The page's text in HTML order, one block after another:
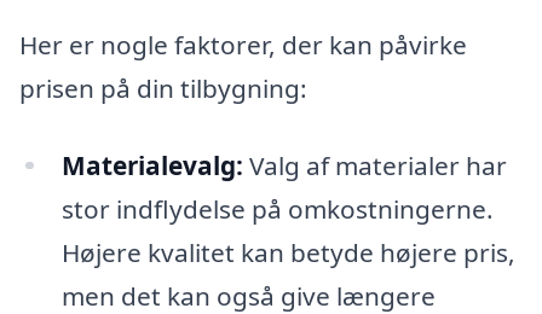
Her er nogle faktorer, der kan påvirke
prisen på din tilbygning:
Materialevalg: Valg af materialer har
stor indflydelse på omkostningerne.
Højere kvalitet kan betyde højere pris,
men det kan også give længere